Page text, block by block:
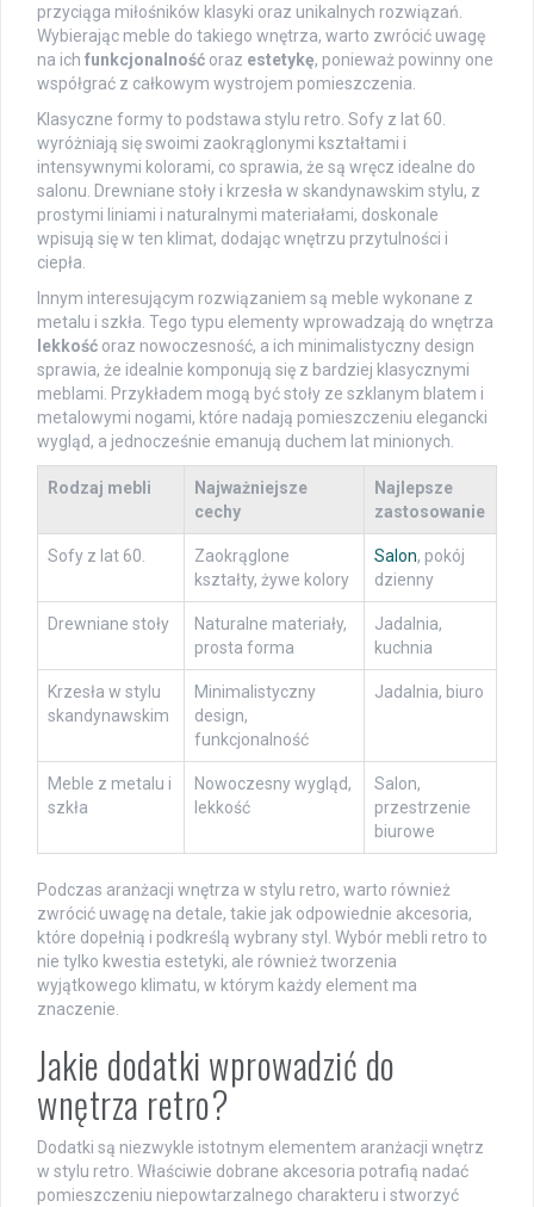
przyciąga miłośników klasyki oraz unikalnych rozwiązań.
Wybierając meble do takiego wnętrza, warto zwrócić uwagę
na ich funkcjonalność oraz estetykę, ponieważ powinny one
współgrać z całkowym wystrojem pomieszczenia.
Klasyczne formy to podstawa stylu retro. Sofy z lat 60.
wyróżniają się swoimi zaokrąglonymi kształtami i
intensywnymi kolorami, co sprawia, że są wręcz idealne do
salonu. Drewniane stoły i krzesła w skandynawskim stylu, z
prostymi liniami i naturalnymi materiałami, doskonale
wpisują się w ten klimat, dodając wnętrzu przytulności i
ciepła.
Innym interesującym rozwiązaniem są meble wykonane z
metalu i szkła. Tego typu elementy wprowadzają do wnętrza
lekkość oraz nowoczesność, a ich minimalistyczny design
sprawia, że idealnie komponują się z bardziej klasycznymi
meblami. Przykładem mogą być stoły ze szklanym blatem i
metalowymi nogami, które nadają pomieszczeniu elegancki
wygląd, a jednocześnie emanują duchem lat minionych.
Rodzaj mebli
Najważniejsze
cechy
Najlepsze
zastosowanie
Sofy z lat 60.
Zaokrąglone
kształty, żywe kolory
Salon, pokój
dzienny
Drewniane stoły
Naturalne materiały,
prosta forma
Jadalnia,
kuchnia
Krzesła w stylu
skandynawskim
Minimalistyczny
design,
funkcjonalność
Jadalnia, biuro
Meble z metalu i
szkła
Nowoczesny wygląd,
lekkość
Salon,
przestrzenie
biurowe
Podczas aranżacji wnętrza w stylu retro, warto również
zwrócić uwagę na detale, takie jak odpowiednie akcesoria,
które dopełnią i podkreślą wybrany styl. Wybór mebli retro to
nie tylko kwestia estetyki, ale również tworzenia
wyjątkowego klimatu, w którym każdy element ma
znaczenie.
Jakie dodatki wprowadzić do
wnętrza retro?
Dodatki są niezwykle istotnym elementem aranżacji wnętrz
w stylu retro. Właściwie dobrane akcesoria potrafią nadać
pomieszczeniu niepowtarzalnego charakteru i stworzyć